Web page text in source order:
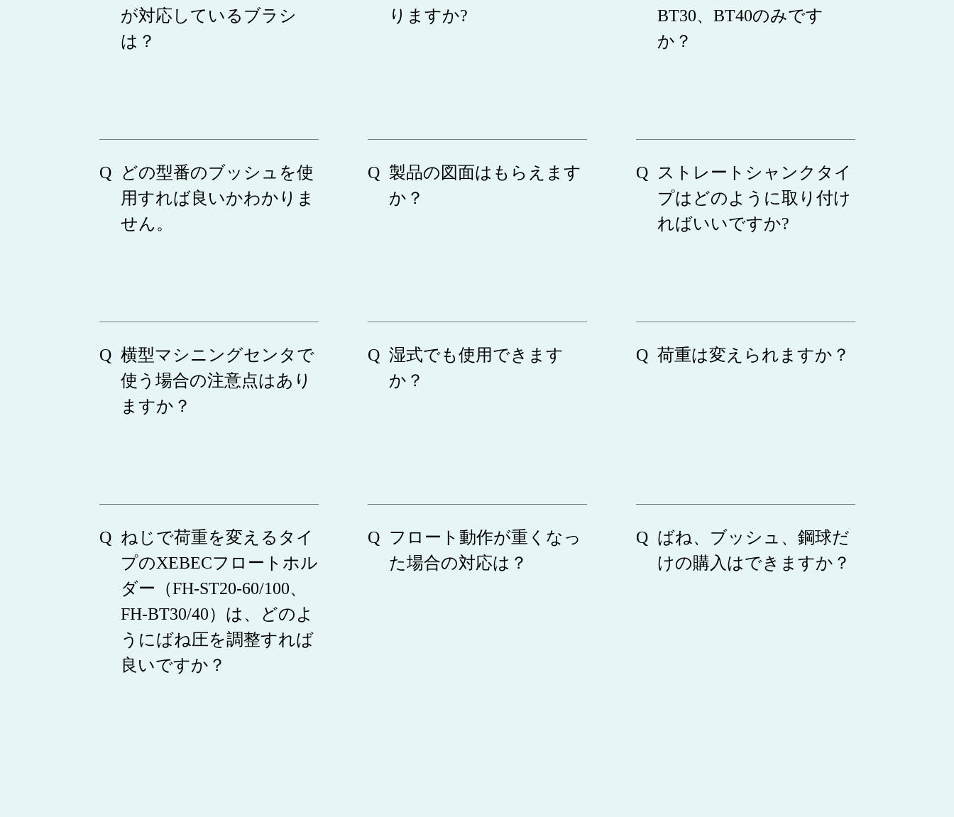
が対応しているブラシ
は？
りますか?
BT30、BT40のみです
か？
どの型番のブッシュを使
用すれば良いかわかりま
せん。
製品の図面はもらえます
か？
ストレートシャンクタイ
プはどのように取り付け
ればいいですか?
横型マシニングセンタで
使う場合の注意点はあり
ますか？
湿式でも使用できます
か？
荷重は変えられますか？
ねじで荷重を変えるタイ
プのXEBECフロートホル
ダー（FH-ST20-60/100、
FH-BT30/40）は、どのよ
うにばね圧を調整すれば
良いですか？
フロート動作が重くなっ
た場合の対応は？
ばね、ブッシュ、鋼球だ
けの購入はできますか？